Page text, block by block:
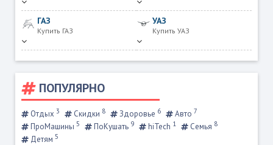
ГАЗ
Купить ГАЗ
УАЗ
Купить УАЗ
ПОПУЛЯРНО
Отдых 3 Скидки 8 Здоровье 6 Авто 7
ПроМашины 5 ПоКушать 9 hiTech 1 Семья 8
Детям 5